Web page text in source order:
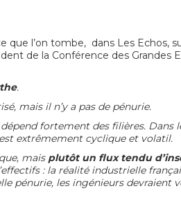
que l’on tombe, dans Les Echos,
de la Conférence des Grandes
.
mais il n’y a pas de pénurie.
fortement des filières. Dans
extrêmement cyclique et volatil.
maisplutôt un flux tendu
: la réalité industrielle
pénurie, les ingénieurs devraient